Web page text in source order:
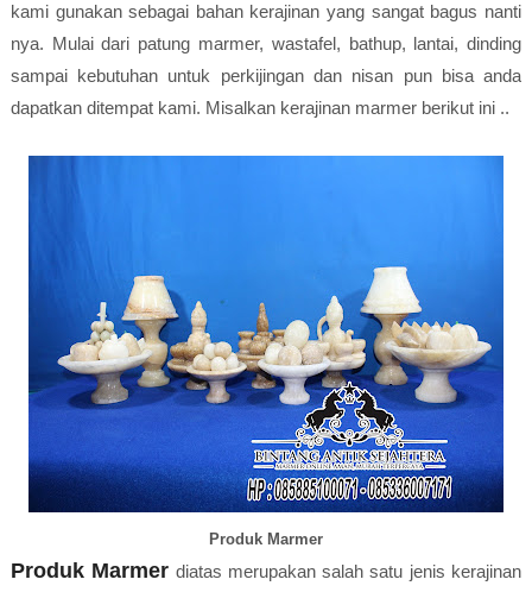
kami gunakan sebagai bahan kerajinan yang sangat bagus nanti
nya. Mulai dari patung marmer, wastafel, bathup, lantai, dinding
sampai kebutuhan untuk perkijingan dan nisan pun bisa anda
dapatkan ditempat kami. Misalkan kerajinan marmer berikut ini ..
Produk Marmer
Produk Marmer diatas merupakan salah satu jenis kerajinan